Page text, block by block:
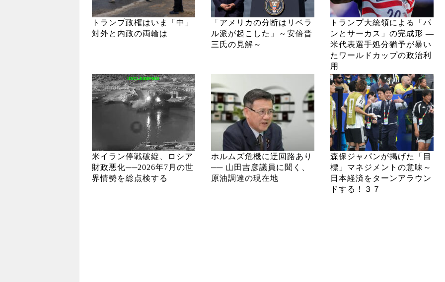
トランプ政権はいま「中」
対外と内政の両輪は
「アメリカの分断はリベラ
ル派が起こした」～安倍晋
三氏の見解～
トランプ大統領による「パ
ンとサーカス」の完成形 ―
米代表選手処分猶予が暴い
たワールドカップの政治利
用
米イラン停戦破綻、ロシア
財政悪化──2026年7月の世
界情勢を総点検する
ホルムズ危機に迂回路あり
── 山田吉彦議員に聞く、
原油調達の現在地
森保ジャパンが掲げた「目
標」マネジメントの意味～
日本経済をターンアラウン
ドする！３７